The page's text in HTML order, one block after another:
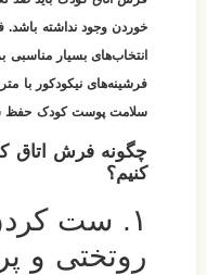
خوردن وجود نداشته باشد.
انتخاب‌های بسیار مناسبی
فرشینه‌های نیکودکور با
سلامت پوست کودک حفظ
چگونه فرش اتاق
کنیم؟
۱. ست
روتختی و